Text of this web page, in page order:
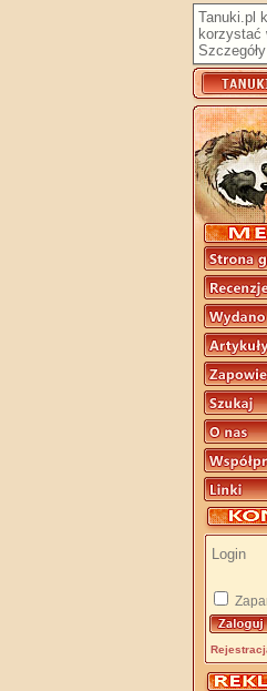
Tanuki.pl
korzystać